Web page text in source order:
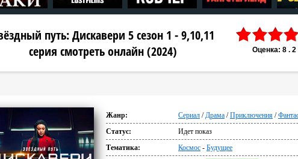
Оценка: 8 . 2
путь: Дискавери 5 сезон 1 - 9,10,11
серия смотреть онлайн (2024)
Жанр: Сериал /Драма /Приключения /
Статус:
Идет показ
Тематика:
Космос - Будущее